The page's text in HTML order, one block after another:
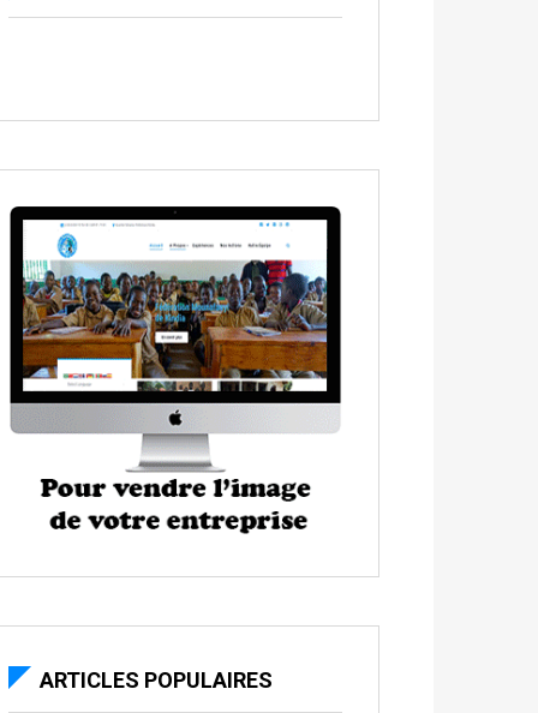
ARTICLES POPULAIRES